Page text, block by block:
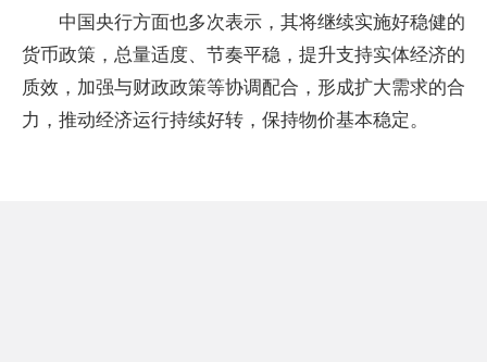
中国央行方面也多次表示，其将继续实施好稳健的
货币政策，总量适度、节奏平稳，提升支持实体经济的
质效，加强与财政政策等协调配合，形成扩大需求的合
力，推动经济运行持续好转，保持物价基本稳定。